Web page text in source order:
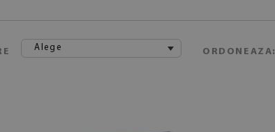
Alege ORDONEAZA: